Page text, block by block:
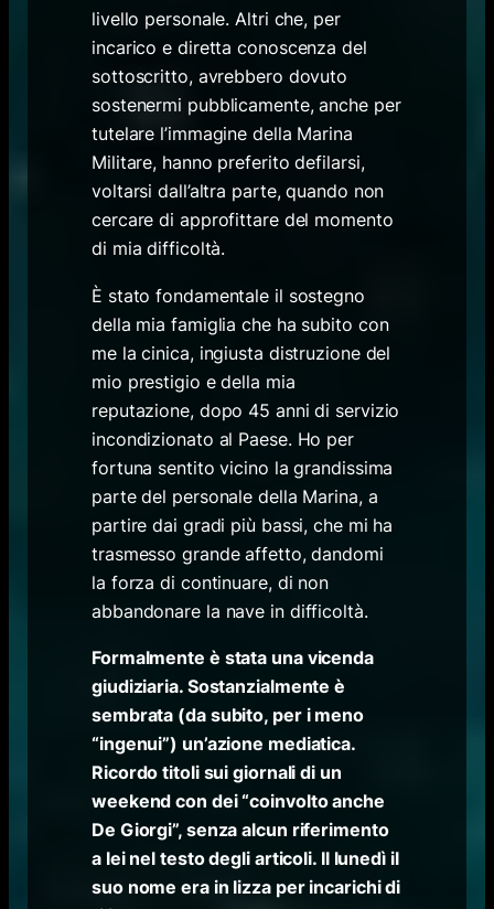
livello personale. Altri che, per
incarico e diretta conoscenza del
sottoscritto, avrebbero dovuto
sostenermi pubblicamente, anche per
tutelare l’immagine della Marina
Militare, hanno preferito defilarsi,
voltarsi dall’altra parte, quando non
cercare di approfittare del momento
di mia difficoltà.
È stato fondamentale il sostegno
della mia famiglia che ha subito con
me la cinica, ingiusta distruzione del
mio prestigio e della mia
reputazione, dopo 45 anni di servizio
incondizionato al Paese. Ho per
fortuna sentito vicino la grandissima
parte del personale della Marina, a
partire dai gradi più bassi, che mi ha
trasmesso grande affetto, dandomi
la forza di continuare, di non
abbandonare la nave in difficoltà.
Formalmente è stata una vicenda
giudiziaria. Sostanzialmente è
sembrata (da subito, per i meno
“ingenui”) un’azione mediatica.
Ricordo titoli sui giornali di un
weekend con dei “coinvolto anche
De Giorgi”, senza alcun riferimento
a lei nel testo degli articoli. Il lunedì il
suo nome era in lizza per incarichi di